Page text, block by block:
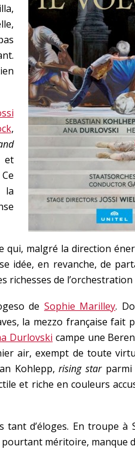
,
et
la
qui, malgré la direction
idée, en revanche, de
richesses de
de Sophie Marilley.
la mezzo française fait
Durlovski campe une
air, exempt de toute
Kohlepp,rising starparmi
et riche en couleurs
d’éloges. En troupe à
méritoire, manque